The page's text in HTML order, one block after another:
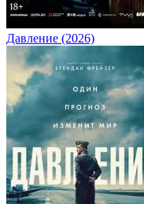
Давление (2026)